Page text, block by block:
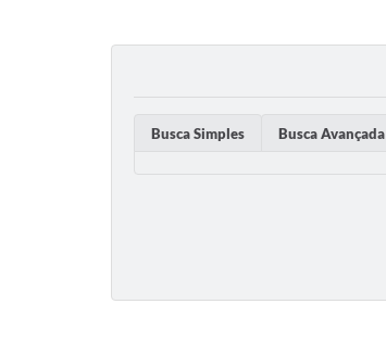
Busca Simples Busca Avançada